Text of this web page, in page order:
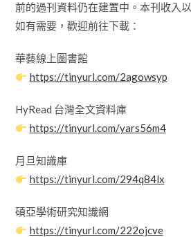
前的過刊資料仍在建置中。本刊收入
如有需要，歡迎前往下載：
華藝線上圖書館
https://tinyurl.com/2agowsyp
HyRead 台灣全文資料庫
https://tinyurl.com/yars56m4
月旦知識庫
https://tinyurl.com/294q84lx
碩亞學術研究知識網
https://tinyurl.com/222ojcve